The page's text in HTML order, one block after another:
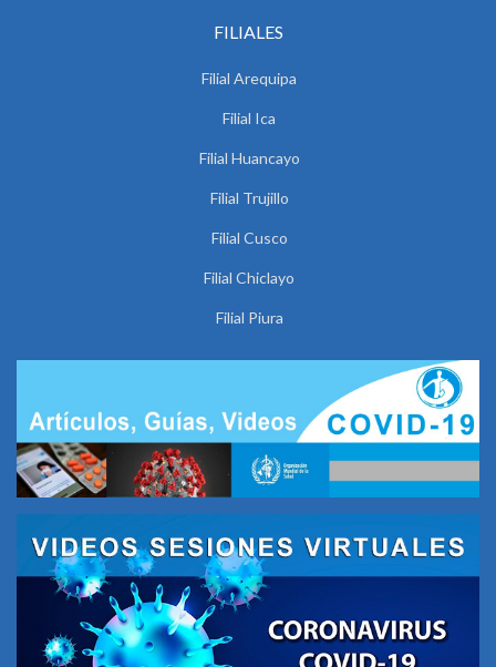
FILIALES
Filial Arequipa
Filial Ica
Filial Huancayo
Filial Trujillo
Filial Cusco
Filial Chiclayo
Filial Piura